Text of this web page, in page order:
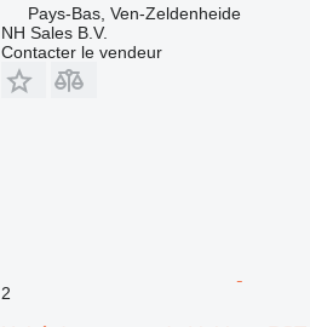
Pays-Bas, Ven-Zeldenheide
NH Sales B.V.
Contacter le vendeur
2